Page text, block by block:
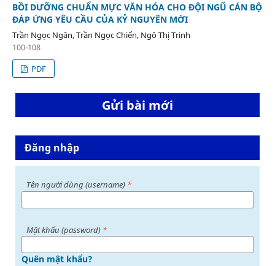
BỒI DƯỠNG CHUẨN MỰC VĂN HÓA CHO ĐỘI NGŨ CÁN BỘ
ĐÁP ỨNG YÊU CẦU CỦA KỶ NGUYÊN MỚI
Trần Ngọc Ngân, Trần Ngọc Chiến, Ngô Thị Trinh
100-108
PDF
Gửi bài mới
Đăng nhập
Tên người dùng (username) *
Mật khấu (password) *
Quên mật khẩu?